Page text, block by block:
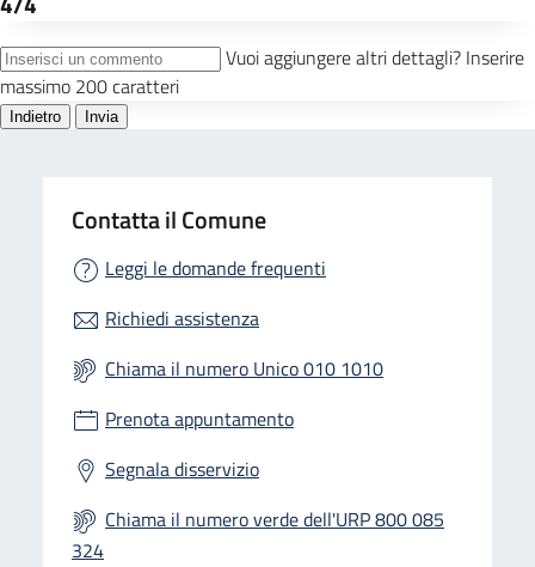
Contatta il Comune
Leggi le domande frequenti
Richiedi assistenza
Chiama il numero Unico 010 1010
Prenota appuntamento
Segnala disservizio
Chiama il numero verde dell'URP 800 085
324